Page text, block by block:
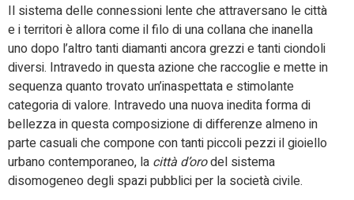
Il sistema delle connessioni lente che attraversano le città
e i territori è allora come il filo di una collana che inanella
uno dopo l’altro tanti diamanti ancora grezzi e tanti ciondoli
diversi. Intravedo in questa azione che raccoglie e mette in
sequenza quanto trovato un’inaspettata e stimolante
categoria di valore. Intravedo una nuova inedita forma di
bellezza in questa composizione di differenze almeno in
parte casuali che compone con tanti piccoli pezzi il gioiello
urbano contemporaneo, la città d’orodel sistema
disomogeneo degli spazi pubblici per la società civile.